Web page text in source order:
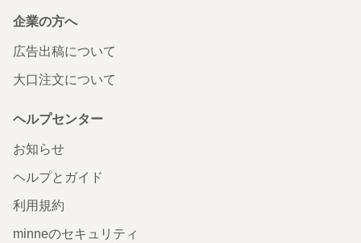
企業の方へ
広告出稿について
大口注文について
ヘルプセンター
お知らせ
ヘルプとガイド
利用規約
minneのセキュリティ